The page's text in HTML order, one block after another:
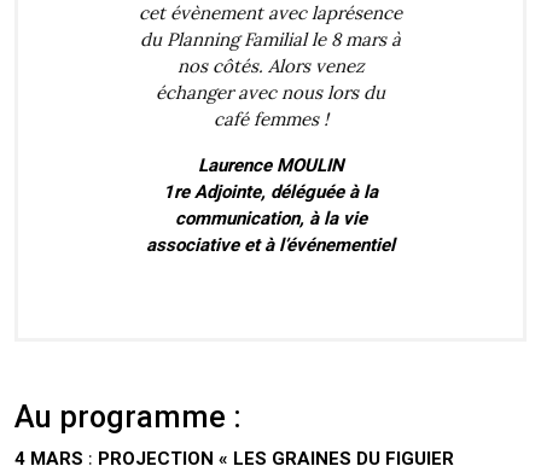
cet évènement avec laprésence
du Planning Familial le 8 mars à
nos côtés. Alors venez
échanger avec nous lors du
café femmes !
Laurence MOULIN
1re Adjointe, déléguée à la
communication, à la vie
associative et à l’événementiel
Au programme :
4 MARS : PROJECTION « LES GRAINES DU FIGUIER